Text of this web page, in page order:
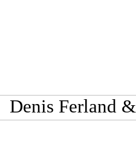
Denis Ferland